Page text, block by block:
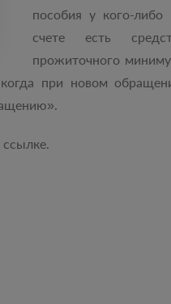
пособия у кого-
счете есть
прожиточного
при новом